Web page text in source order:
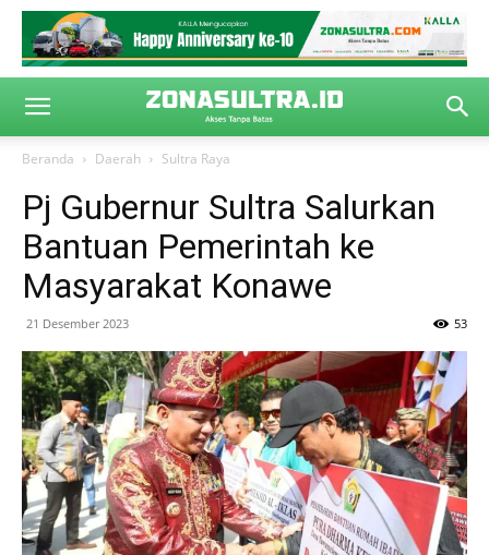
Beranda Daerah Sultra Raya
Pj Gubernur Sultra Salurkan
Bantuan Pemerintah ke
Masyarakat Konawe
21 Desember 2023 53